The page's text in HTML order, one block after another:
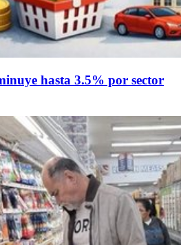
hasta 3.5% por sector